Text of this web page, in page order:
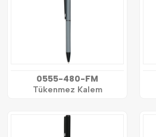
0555-480-FM
Tükenmez Kalem